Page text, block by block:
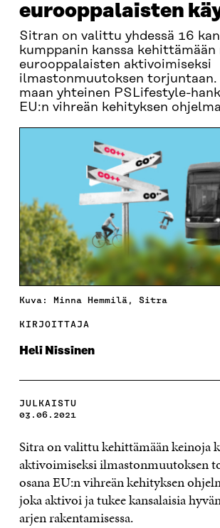
eurooppalaisten
Sitran on valittu yhdessä 16
kumppanin kanssa kehittämään
eurooppalaisten aktivoimiseksi
ilmastonmuutoksen torjuntaan.
maan yhteinen PSLifestyle-
EU:n vihreän kehityksen
Kuva: Minna Hemmilä, Sitra
KIRJOITTAJA
Heli Nissinen
JULKAISTU
03.06.2021
Sitra on valittu kehittämään keinoja
aktivoimiseksi ilmastonmuutoksen
osana EU:n vihreän kehityksen
joka aktivoi ja tukee kansalaisia
arjen rakentamisessa.